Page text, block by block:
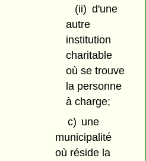
(ii) d'une
autre
institution
charitable
où se trouve
la personne
à charge;
c) une
municipalité
où réside la